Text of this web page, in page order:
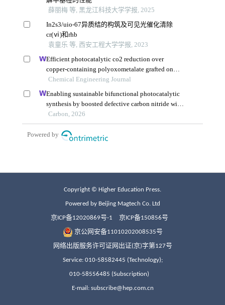
Copyright © Higher Education Press.
Powered by Beijing Magtech Co. Ltd
京ICP备12020869号-1 京ICP备150856号
京公网安备11010202008535号
网络出版服务许可证网出证(京)字第127号
Service: 010-58582445 (Technology);
010-58556485 (Subscription)
E-mail: subscribe@hep.com.cn